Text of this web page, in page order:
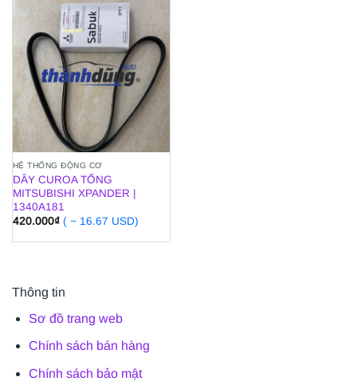
HỆ THỐNG ĐỘNG CƠ
DÂY CUROA TỔNG
MITSUBISHI XPANDER |
1340A181
420.000₫ ( ~ 16.67 USD)
Thông tin
Sơ đồ trang web
Chính sách bán hàng
Chính sách bảo mật